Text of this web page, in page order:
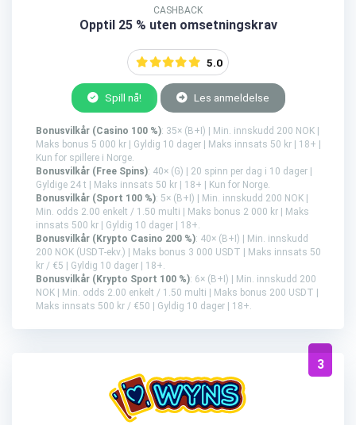
CASHBACK
Opptil 25 % uten omsetningskrav
5.0
Spill nå! Les anmeldelse
Bonusvilkår (Casino 100 %): 35× (B+I) | Min. innskudd 200 NOK |
Maks bonus 5 000 kr | Gyldig 10 dager | Maks innsats 50 kr | 18+ |
Kun for spillere i Norge.
Bonusvilkår (Free Spins): 40× (G) | 20 spinn per dag i 10 dager |
Gyldige 24 t | Maks innsats 50 kr | 18+ | Kun for Norge.
Bonusvilkår (Sport 100 %): 5× (B+I) | Min. innskudd 200 NOK |
Min. odds 2.00 enkelt / 1.50 multi | Maks bonus 2 000 kr | Maks
innsats 500 kr | Gyldig 10 dager | 18+.
Bonusvilkår (Krypto Casino 200 %): 40× (B+I) | Min. innskudd
200 NOK (USDT-ekv.) | Maks bonus 3 000 USDT | Maks innsats 50
kr / €5 | Gyldig 10 dager | 18+.
Bonusvilkår (Krypto Sport 100 %): 6× (B+I) | Min. innskudd 200
NOK | Min. odds 2.00 enkelt / 1.50 multi | Maks bonus 200 USDT |
Maks innsats 500 kr / €50 | Gyldig 10 dager | 18+.
3